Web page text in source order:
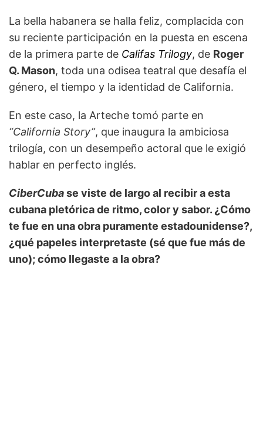
La bella habanera se halla feliz, complacida con
su reciente participación en la puesta en escena
de la primera parte de Califas Trilogy, de Roger
Q. Mason, toda una odisea teatral que desafía el
género, el tiempo y la identidad de California.
En este caso, la Arteche tomó parte en
“California Story”, que inaugura la ambiciosa
trilogía, con un desempeño actoral que le exigió
hablar en perfecto inglés.
CiberCubase viste de largo al recibir a esta
cubana pletórica de ritmo, color y sabor. ¿Cómo
te fue en una obra puramente estadounidense?,
¿qué papeles interpretaste (sé que fue más de
uno); cómo llegaste a la obra?